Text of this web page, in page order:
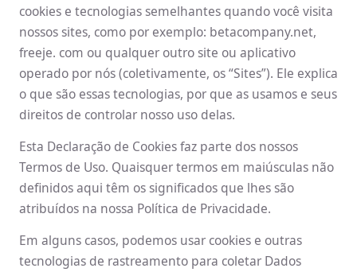
cookies e tecnologias semelhantes quando você visita
nossos sites, como por exemplo: betacompany.net,
freeje. com ou qualquer outro site ou aplicativo
operado por nós (coletivamente, os “Sites”). Ele explica
o que são essas tecnologias, por que as usamos e seus
direitos de controlar nosso uso delas.
Esta Declaração de Cookies faz parte dos nossos
Termos de Uso. Quaisquer termos em maiúsculas não
definidos aqui têm os significados que lhes são
atribuídos na nossa Política de Privacidade.
Em alguns casos, podemos usar cookies e outras
tecnologias de rastreamento para coletar Dados